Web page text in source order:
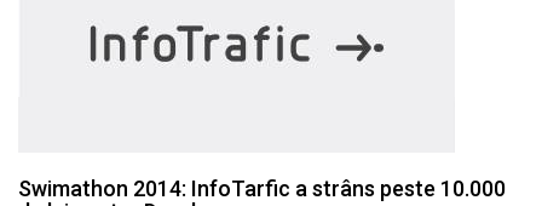
Swimathon 2014: InfoTarfic a strâns peste 10.000